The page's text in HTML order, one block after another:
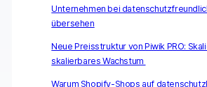
Unternehmen bei
übersehen
Neue Preisstruktur von Piwik PRO:
skalierbares Wachstum
Warum Shopify-Shops auf